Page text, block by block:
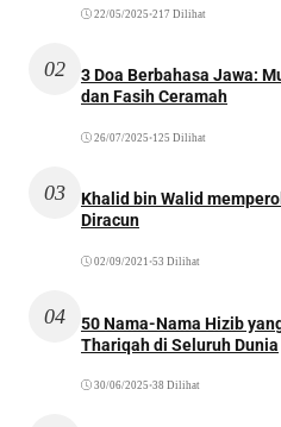
22/05/2025 •217 Dilihat
02
3 Doa Berbahasa Jawa:
dan Fasih Ceramah
26/07/2025 •125 Dilihat
03
Khalid bin Walid
Diracun
02/09/2021 •53 Dilihat
04
50 Nama-Nama Hizib
Thariqah di Seluruh Dunia
30/06/2025 •38 Dilihat